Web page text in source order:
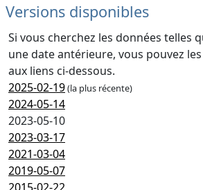
Versions disponibles
Si vous cherchez les données telles
une date antérieure, vous pouvez
aux liens ci-dessous.
2025-02-19(la plus récente)
2024-05-14
2023-05-10
2023-03-17
2021-03-04
2019-05-07
2015-02-22